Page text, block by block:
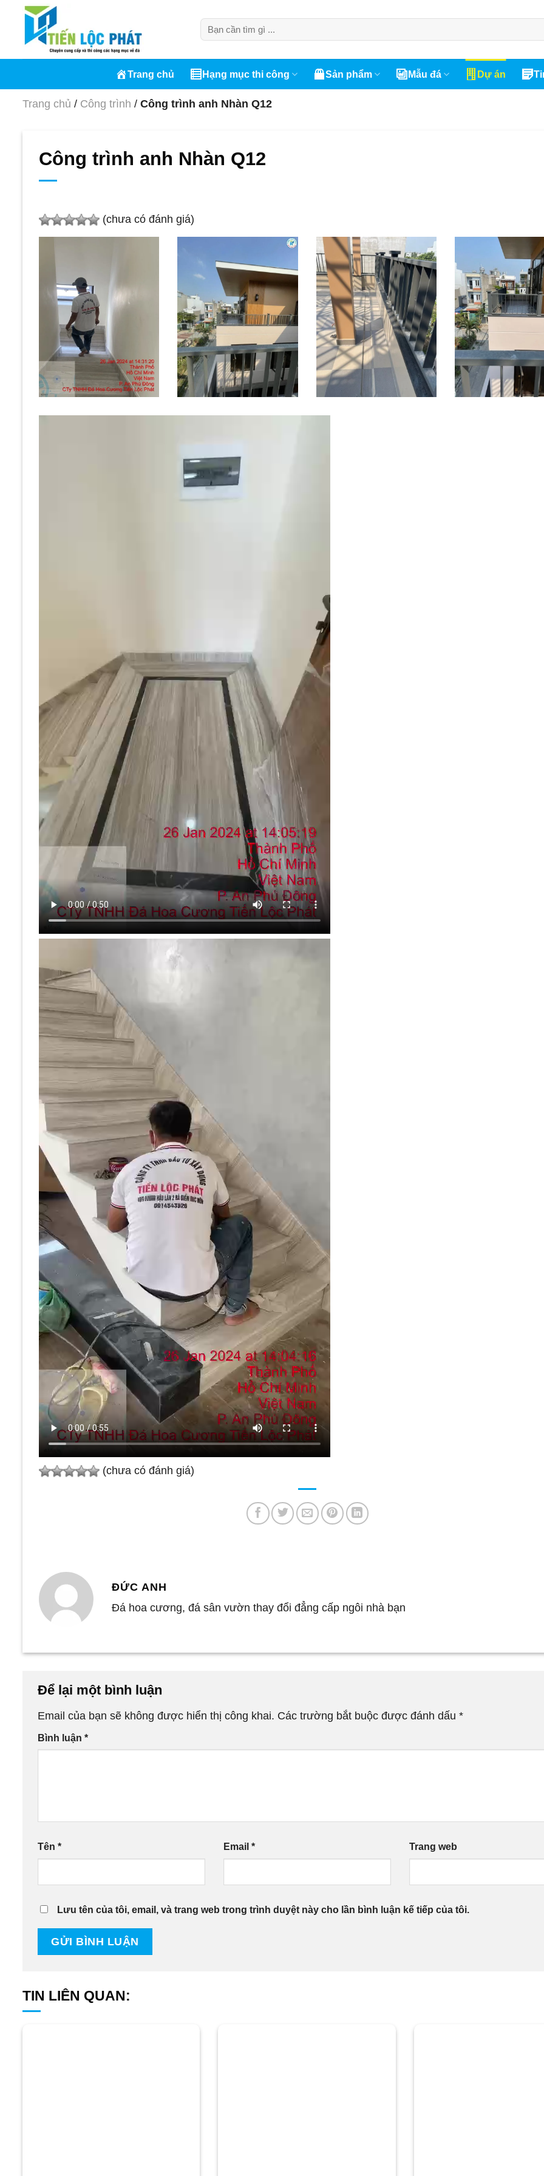
Chuyển
dung
Tìm
kiếm:
Trang chủ Hạng mục thi công Sản phẩm Mẫu đá Dự án
Trang chủ / Công trình / Công trình anh Nhàn Q12
Công trình anh Nhàn Q12
(chưa có đánh giá)
(chưa có đánh giá)
ĐỨC ANH
Đá hoa cương, đá sân vườn thay đổi đẳng cấp ngôi nhà bạn
Để lại một bình luận
Email của bạn sẽ không được hiển thị công khai. Các trường bắt buộc được đánh dấu *
Bình luận *
Tên * Email * Trang web
Lưu tên của tôi, email, và trang web trong trình duyệt này cho lần bình luận kế tiếp của tôi.
TIN LIÊN QUAN: